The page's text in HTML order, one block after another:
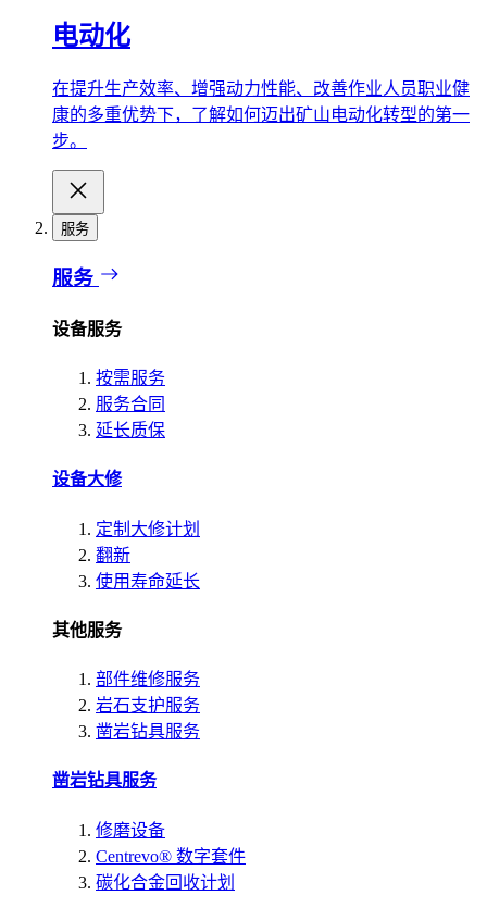
电动化
在提升生产效率、增强动力性能、改善作业人员职业健
康的多重优势下，了解如何迈出矿山电动化转型的第一
步。
服务
服务
设备服务
按需服务
服务合同
延长质保
设备大修
定制大修计划
翻新
使用寿命延长
其他服务
部件维修服务
岩石支护服务
凿岩钻具服务
凿岩钻具服务
修磨设备
Centrevo® 数字套件
碳化合金回收计划